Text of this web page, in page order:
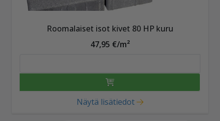
Roomalaiset isot kivet 80 HP kuru
47,95 €/m²
Näytä lisätiedot